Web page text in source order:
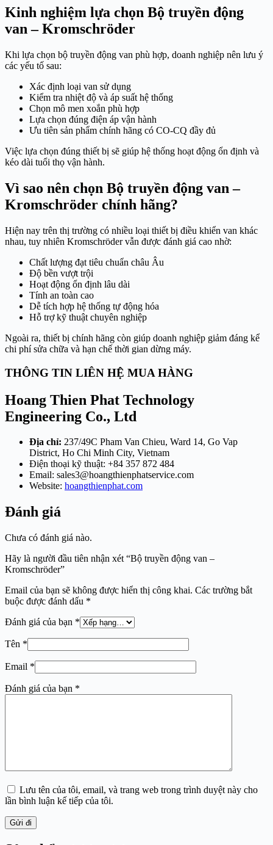
Kinh nghiệm lựa chọn Bộ truyền động
van – Kromschröder
Khi lựa chọn bộ truyền động van phù hợp, doanh nghiệp nên lưu ý
các yếu tố sau:
Xác định loại van sử dụng
Kiểm tra nhiệt độ và áp suất hệ thống
Chọn mô men xoắn phù hợp
Lựa chọn đúng điện áp vận hành
Ưu tiên sản phẩm chính hãng có CO-CQ đầy đủ
Việc lựa chọn đúng thiết bị sẽ giúp hệ thống hoạt động ổn định và
kéo dài tuổi thọ vận hành.
Vì sao nên chọn Bộ truyền động van –
Kromschröder chính hãng?
Hiện nay trên thị trường có nhiều loại thiết bị điều khiển van khác
nhau, tuy nhiên Kromschröder vẫn được đánh giá cao nhờ:
Chất lượng đạt tiêu chuẩn châu Âu
Độ bền vượt trội
Hoạt động ổn định lâu dài
Tính an toàn cao
Dễ tích hợp hệ thống tự động hóa
Hỗ trợ kỹ thuật chuyên nghiệp
Ngoài ra, thiết bị chính hãng còn giúp doanh nghiệp giảm đáng kể
chi phí sửa chữa và hạn chế thời gian dừng máy.
THÔNG TIN LIÊN HỆ MUA HÀNG
Hoang Thien Phat Technology
Engineering Co., Ltd
Địa chỉ: 237/49C Pham Van Chieu, Ward 14, Go Vap
District, Ho Chi Minh City, Vietnam
Điện thoại kỹ thuật: +84 357 872 484
Email: sales3@hoangthienphatservice.com
Website: hoangthienphat.com
Đánh giá
Chưa có đánh giá nào.
Hãy là người đầu tiên nhận xét “Bộ truyền động van –
Kromschröder”
Email của bạn sẽ không được hiển thị công khai. Các trường bắt
buộc được đánh dấu *
Đánh giá của bạn *
Tên *
Email *
Đánh giá của bạn *
Lưu tên của tôi, email, và trang web trong trình duyệt này cho
lần bình luận kế tiếp của tôi.
Gửi đi